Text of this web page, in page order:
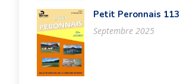
Petit Peronnais 113
Septembre 2025